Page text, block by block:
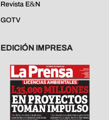
Revista E&N
GOTV
EDICIÓN IMPRESA